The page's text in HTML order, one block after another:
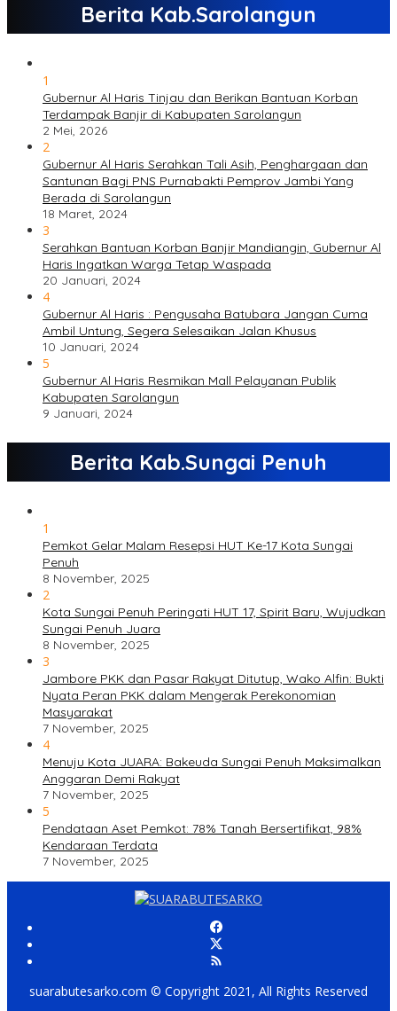
Berita Kab.Sarolangun
1
Gubernur Al Haris Tinjau dan Berikan Bantuan Korban
Terdampak Banjir di Kabupaten Sarolangun
2 Mei, 2026
2
Gubernur Al Haris Serahkan Tali Asih, Penghargaan dan
Santunan Bagi PNS Purnabakti Pemprov Jambi Yang
Berada di Sarolangun
18 Maret, 2024
3
Serahkan Bantuan Korban Banjir Mandiangin, Gubernur Al
Haris Ingatkan Warga Tetap Waspada
20 Januari, 2024
4
Gubernur Al Haris : Pengusaha Batubara Jangan Cuma
Ambil Untung, Segera Selesaikan Jalan Khusus
10 Januari, 2024
5
Gubernur Al Haris Resmikan Mall Pelayanan Publik
Kabupaten Sarolangun
9 Januari, 2024
Berita Kab.Sungai Penuh
1
Pemkot Gelar Malam Resepsi HUT Ke-17 Kota Sungai
Penuh
8 November, 2025
2
Kota Sungai Penuh Peringati HUT 17, Spirit Baru, Wujudkan
Sungai Penuh Juara
8 November, 2025
3
Jambore PKK dan Pasar Rakyat Ditutup, Wako Alfin: Bukti
Nyata Peran PKK dalam Mengerak Perekonomian
Masyarakat
7 November, 2025
4
Menuju Kota JUARA: Bakeuda Sungai Penuh Maksimalkan
Anggaran Demi Rakyat
7 November, 2025
5
Pendataan Aset Pemkot: 78% Tanah Bersertifikat, 98%
Kendaraan Terdata
7 November, 2025
suarabutesarko.com © Copyright 2021, All Rights Reserved